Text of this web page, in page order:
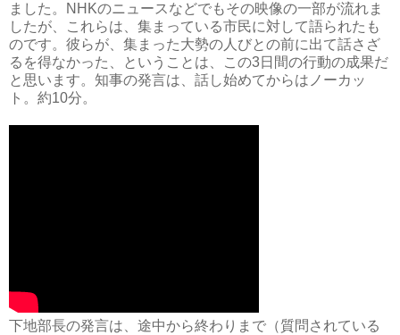
ました。NHKのニュースなどでもその映像の一部が流れま
したが、これらは、集まっている市民に対して語られたも
のです。彼らが、集まった大勢の人びとの前に出て話さざ
るを得なかった、ということは、この3日間の行動の成果だ
と思います。知事の発言は、話し始めてからはノーカッ
ト。約10分。
下地部長の発言は、途中から終わりまで（質問されている